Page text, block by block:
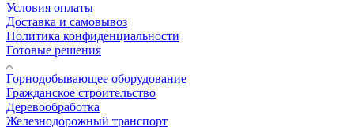
Условия оплаты
Доставка и самовывоз
Политика конфиденциальности
Готовые решения
Горнодобывающее оборудование
Гражданское строительство
Деревообработка
Железнодорожный транспорт